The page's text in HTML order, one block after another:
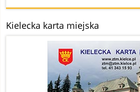
Kielecka karta miejska